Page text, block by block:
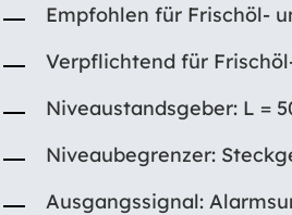
Empfohlen für Frischöl-
Verpflichtend für
Niveaustandsgeber: L =
Niveaubegrenzer:
Ausgangssignal: